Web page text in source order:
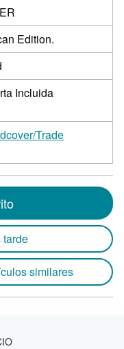
Edition.
Incluida
Trade
tarde
similares